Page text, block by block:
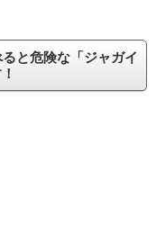
と危険な「ジャガイ